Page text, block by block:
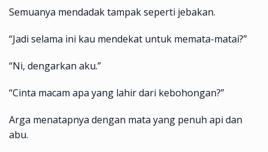
Semuanya mendadak tampak seperti jebakan.
“Jadi selama ini kau mendekat untuk memata-matai?”
“Ni, dengarkan aku.”
“Cinta macam apa yang lahir dari kebohongan?”
Arga menatapnya dengan mata yang penuh api dan
abu.